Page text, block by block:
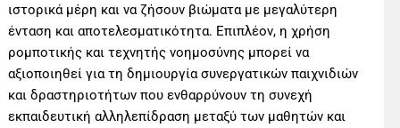
ιστορικά μέρη και να ζήσουν βιώματα με μεγαλύτερη
ένταση και αποτελεσματικότητα. Επιπλέον, η χρήση
ρομποτικής και τεχνητής νοημοσύνης μπορεί να
αξιοποιηθεί για τη δημιουργία συνεργατικών παιχνιδιών
και δραστηριοτήτων που ενθαρρύνουν τη συνεχή
εκπαιδευτική αλληλεπίδραση μεταξύ των μαθητών και